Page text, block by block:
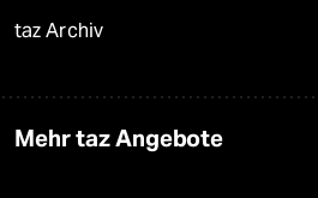
taz Archiv
Mehr taz Angebote